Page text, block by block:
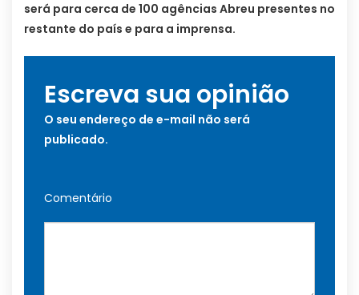
será para cerca de 100 agências Abreu presentes no
restante do país e para a imprensa.
Escreva sua opinião
O seu endereço de e-mail não será
publicado.
Comentário